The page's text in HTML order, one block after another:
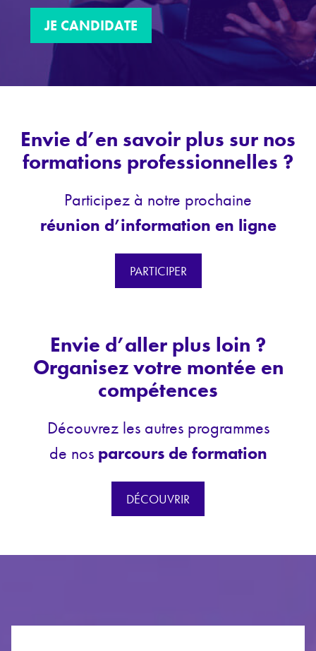
JE CANDIDATE
Envie d’en savoir plus sur nos
formations professionnelles ?
Participez à notre prochaine
réunion d’information en ligne
PARTICIPER
Envie d’aller plus loin ?
Organisez votre montée en
compétences
Découvrez les autres programmes
de nos parcours de formation
DÉCOUVRIR